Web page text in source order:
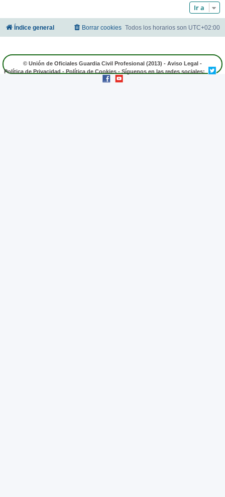
Ir a
Índice general Todos los horarios son UTC+02:00
Borrar cookies
© Unión de Oficiales Guardia Civil Profesional (2013) - Aviso Legal -
Política de Privacidad - Política de Cookies - Síguenos en las redes sociales: